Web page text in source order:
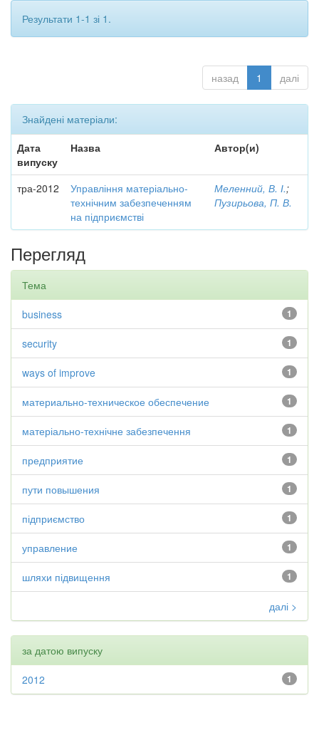
Результати 1-1 зі 1.
назад 1 далі
Знайдені матеріали:
Дата
випуску
Назва Автор(и)
тра-2012
Управління матеріально-
технічним забезпеченням
на підприємстві
Меленний, В. І.;
Пузирьова, П. В.
Перегляд
Тема
1
business
1
security
1
ways of improve
1
материально-техническое обеспечение
1
матеріально-технічне забезпечення
1
предприятие
1
пути повышения
1
підприємство
1
управление
1
шляхи підвищення
далі >
за датою випуску
1
2012